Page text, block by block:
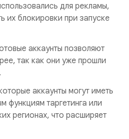
для рекламы,
их блокировки при запуске
аккаунты позволяют
так как они уже прошли
аккаунты могут иметь
функциям таргетинга или
регионах, что расширяет